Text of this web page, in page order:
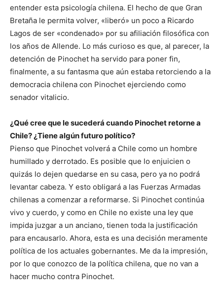
entender esta psicología chilena. El hecho de que Gran
Bretaña le permita volver, «liberó» un poco a Ricardo
Lagos de ser «condenado» por su afiliación filosófica con
los años de Allende. Lo más curioso es que, al parecer, la
detención de Pinochet ha servido para poner fin,
finalmente, a su fantasma que aún estaba retorciendo a la
democracia chilena con Pinochet ejerciendo como
senador vitalicio.
¿Qué cree que le sucederá cuando Pinochet retorne a
Chile? ¿Tiene algún futuro político?
Pienso que Pinochet volverá a Chile como un hombre
humillado y derrotado. Es posible que lo enjuicien o
quizás lo dejen quedarse en su casa, pero ya no podrá
levantar cabeza. Y esto obligará a las Fuerzas Armadas
chilenas a comenzar a reformarse. Si Pinochet continúa
vivo y cuerdo, y como en Chile no existe una ley que
impida juzgar a un anciano, tienen toda la justificación
para encausarlo. Ahora, esta es una decisión meramente
política de los actuales gobernantes. Me da la impresión,
por lo que conozco de la política chilena, que no van a
hacer mucho contra Pinochet.